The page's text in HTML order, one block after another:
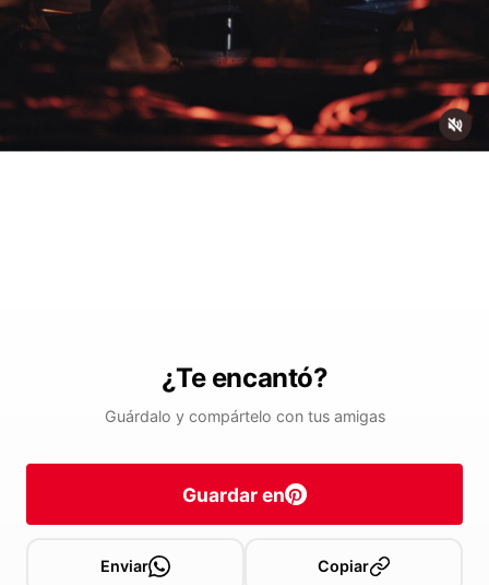
¿Te encantó?
Guárdalo y compártelo con tus amigas
Guardar en
Enviar Copiar